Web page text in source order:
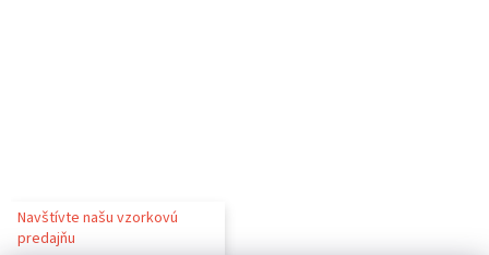
Navštívte našu vzorkovú
predajňu